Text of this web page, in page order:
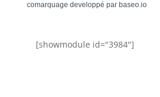
comarquage developpé par baseo.io
[showmodule id="3984"]